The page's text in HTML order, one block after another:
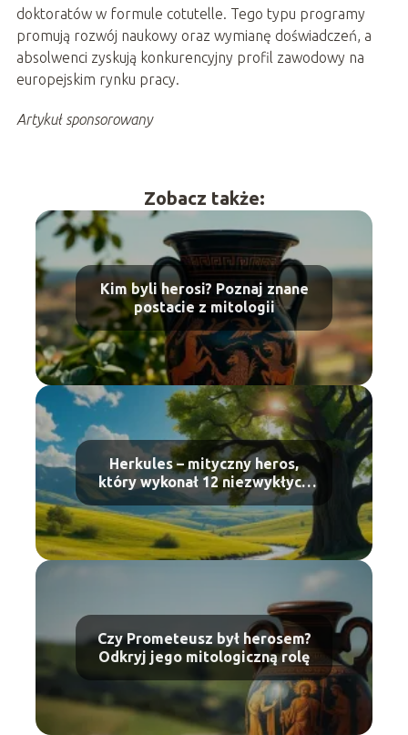
doktoratów w formule cotutelle. Tego typu programy
promują rozwój naukowy oraz wymianę doświadczeń, a
absolwenci zyskują konkurencyjny profil zawodowy na
europejskim rynku pracy.
Artykuł sponsorowany
Zobacz także:
Kim byli herosi? Poznaj znane
postacie z mitologii
Herkules – mityczny heros,
który wykonał 12 niezwykłych
zadań
Czy Prometeusz był herosem?
Odkryj jego mitologiczną rolę